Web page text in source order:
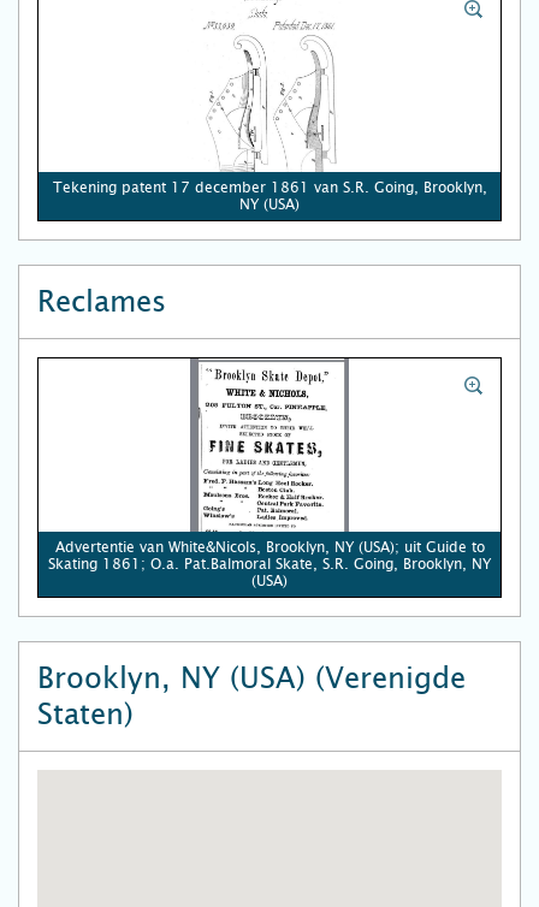
Tekening patent 17 december 1861 van S.R. Going, Brooklyn,
NY (USA)
Reclames
Advertentie van White&Nicols, Brooklyn, NY (USA); uit Guide to
Skating 1861; O.a. Pat.Balmoral Skate, S.R. Going, Brooklyn, NY
(USA)
Brooklyn, NY (USA) (Verenigde
Staten)